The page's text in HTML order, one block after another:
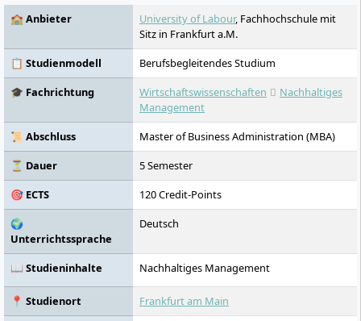
🏫 Anbieter University of Labour, Fachhochschule mit
Sitz in Frankfurt a.M.
📋 Studienmodell
Berufsbegleitendes Studium
🎓 Fachrichtung
Wirtschaftswissenschaften
Nachhaltiges
Management
📜 Abschluss
Master of Business Administration (MBA)
⏳ Dauer
5 Semester
🎯 ECTS
120 Credit-Points
🌍
Unterrichtssprache
Deutsch
📖 Studieninhalte Nachhaltiges Management
📍 Studienort
Frankfurt am Main